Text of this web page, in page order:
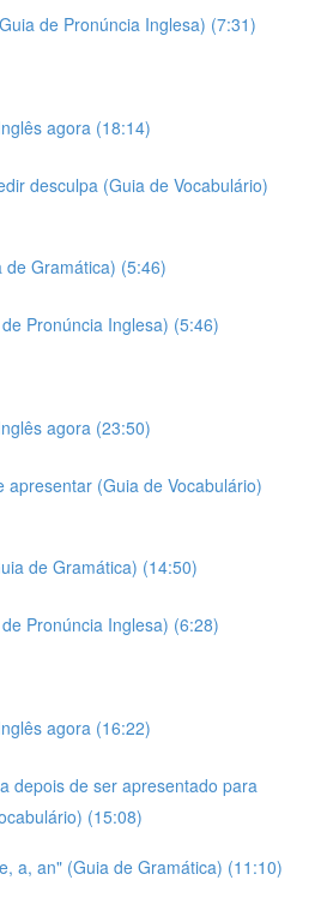
de Pronúncia Inglesa) (7:31)
agora (18:14)
desculpa (Guia de Vocabulário)
de Gramática) (5:46)
Pronúncia Inglesa) (5:46)
agora (23:50)
apresentar (Guia de Vocabulário)
de Gramática) (14:50)
Pronúncia Inglesa) (6:28)
agora (16:22)
depois de ser apresentado para
(15:08)
a, an" (Guia de Gramática) (11:10)